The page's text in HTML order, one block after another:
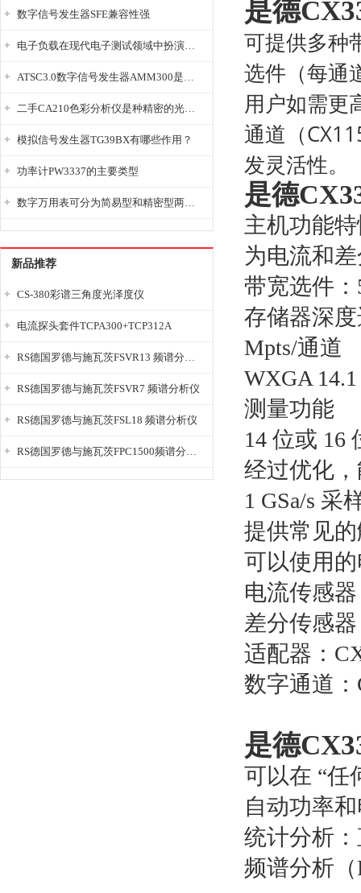
数字信号发生器SFE兼容性强
电子负载在现代电子测试领域中扮演着重要的角色
ATSC3.0数字信号发生器AMM300是能够产生各种数字信号的电子设备
二手CA210色彩分析仪是种精密的光学测量仪器
模拟信号发生器TG39BX有哪些作用？
功率计PW3337的主要类型
数字万用表可分为简易型和精密型两大类
新品推荐
CS-380彩谱三角度光泽度仪
电流探头套件TCPA300+TCP312A
RS德国罗德与施瓦茨FSVR13 频谱分析仪
RS德国罗德与施瓦茨FSVR7 频谱分析仪
RS德国罗德与施瓦茨FSL18 频谱分析仪
RS德国罗德与施瓦茨FPC1500频谱分析仪
是德
可提供多种
选件（每通
用户如需更
通道（
发灵活性。
是德
主机功能
为电流和
带宽选件：
存储器深度
Mpts/通道
WXGA
测量功能
14 位或 16
经过优化
1 GSa/s 采
提供常见
可以使用
电流传感
差分传感
适配器：
数字通道
是德
可以在 “任
自动功率
统计分析
频谱分析